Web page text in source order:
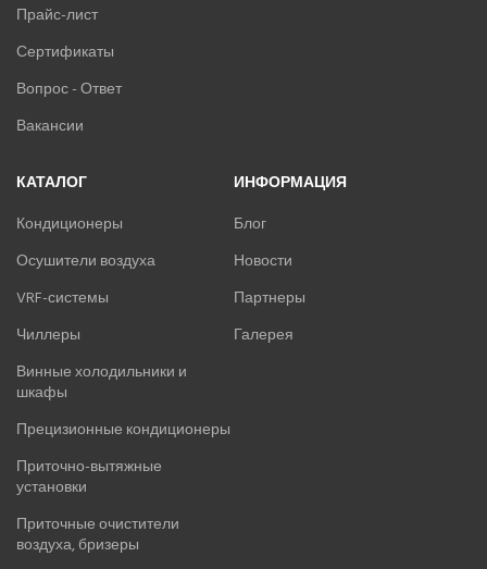
Прайс-лист
Сертификаты
Вопрос - Ответ
Вакансии
КАТАЛОГ
Кондиционеры
Осушители воздуха
VRF-системы
Чиллеры
Винные холодильники и
шкафы
Прецизионные кондиционеры
Приточно-вытяжные
установки
Приточные очистители
воздуха, бризеры
ИНФОРМАЦИЯ
Блог
Новости
Партнеры
Галерея